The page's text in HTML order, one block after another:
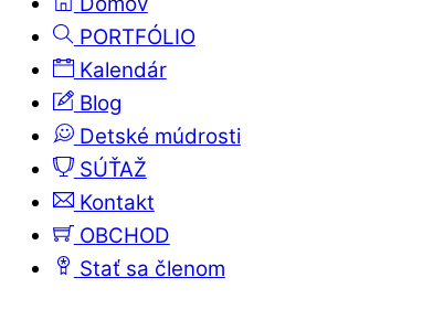
PORTFÓLIO
Kalendár
Blog
Detské múdrosti
SÚŤAŽ
Kontakt
OBCHOD
Stať sa členom